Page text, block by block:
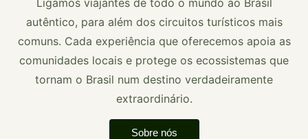
autêntico, para além dos circuitos turísticos mais
comuns. Cada experiência que oferecemos apoia as
comunidades locais e protege os ecossistemas que
tornam o Brasil num destino verdadeiramente
extraordinário.
Sobre nós